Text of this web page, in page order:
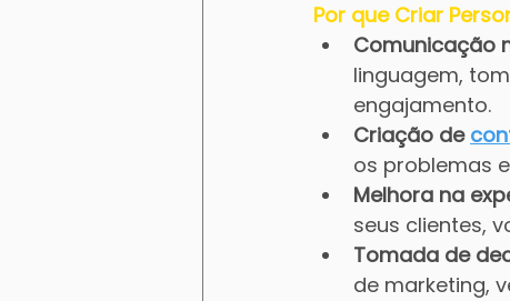
Por que Criar
Comunicação
linguagem,
engajamento.
Criação de
os problemas
Melhora na
seus clientes,
Tomada de
de marketing,